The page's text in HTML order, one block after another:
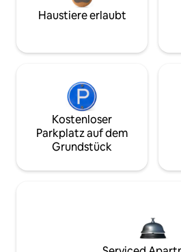
Haustiere erlaubt
Kostenloser
Parkplatz auf dem
Grundstück